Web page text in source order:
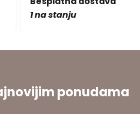
1 na stanju
ponudama